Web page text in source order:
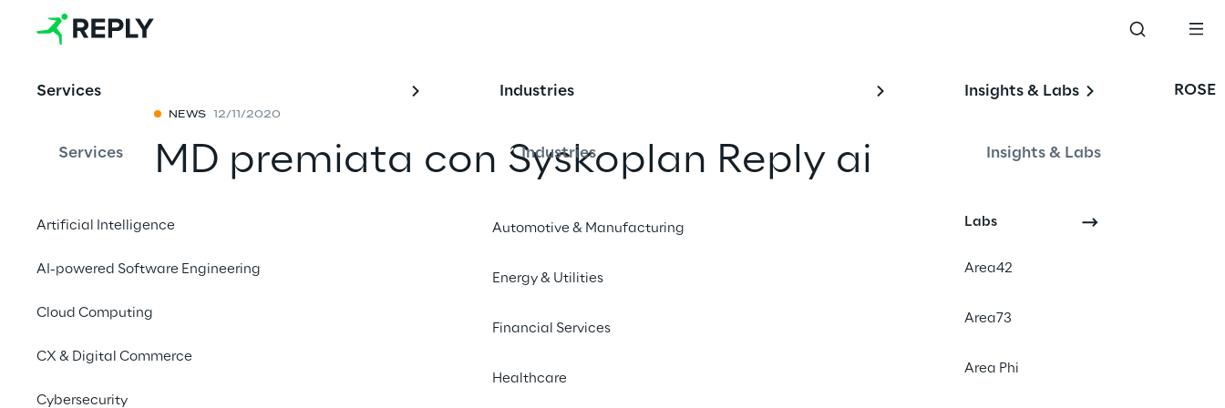
Services
Services
Artificial Intelligence
AI-powered Software Engineering
Cloud Computing
CX & Digital Commerce
Cybersecurity
Industries
Industries
Automotive & Manufacturing
Energy & Utilities
Financial Services
Healthcare
Insights & Labs
Insights & Labs
Labs
Area42
Area73
Area Phi
ROSE
NEWS 12/11/2020
MD premiata con Syskoplan Reply ai